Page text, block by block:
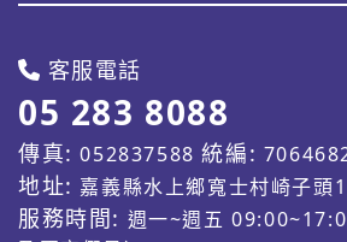
客服電話
05 283 8088
傳真: 052837588統編:
地址: 嘉義縣水上鄉寬士村崎子頭
服務時間: 週一~週五